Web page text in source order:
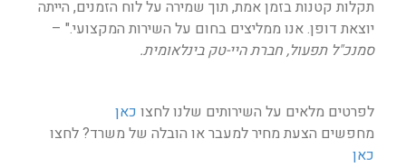
תקלות קטנות בזמן אמת, תוך שמירה על לוח הזמנים, הייתה
יוצאת דופן. אנו ממליצים בחום על השירות המקצועי." –
סמנכ"ל תפעול, חברת היי-טק בינלאומית.
לפרטים מלאים על השירותים שלנו לחצו כאן
מחפשים הצעת מחיר למעבר או הובלה של משרד? לחצו
כאן